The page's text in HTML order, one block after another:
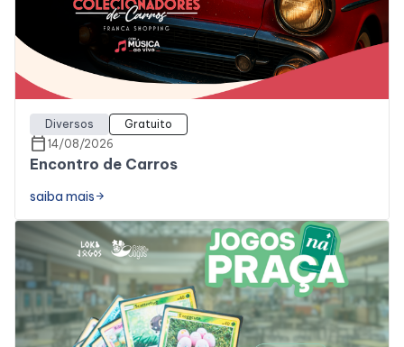
Diversos Gratuito
Encontro de Carros
calendar_today 14/08/2026
saiba mais arrow_forward